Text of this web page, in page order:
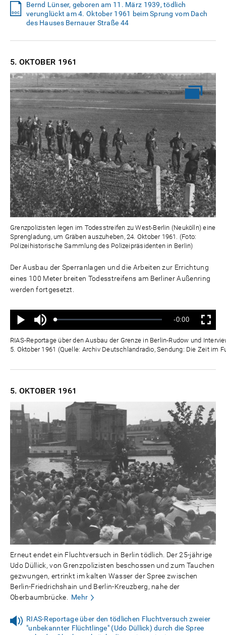
Bernd Lünser, geboren am 11. März 1939, tödlich
verunglückt am 4. Oktober 1961 beim Sprung vom Dach
des Hauses Bernauer Straße 44
5. OKTOBER 1961
Grenzpolizisten legen im Todesstreifen zu West-Berlin (Neukölln) eine
Sprengladung, um Gräben auszuheben, 24. Oktober 1961. (Foto:
Polizeihistorische Sammlung des Polizeipräsidenten in Berlin)
Der Ausbau der Sperranlagen und die Arbeiten zur Errichtung
eines 100 Meter breiten Todesstreifens am Berliner Außenring
werden fortgesetzt.
Wiedergabe
Ton
aus
Geladen:
Status:
Verbleibende
Zeit
-0:00 Vollbild
RIAS-Reportage über den Ausbau der Grenze in Berlin-Rudow und
5. Oktober 1961 (Quelle: Archiv Deutschlandradio, Sendung: Die Zeit im
5. OKTOBER 1961
Erneut endet ein Fluchtversuch in Berlin tödlich. Der 25-jährige
Udo Düllick, von Grenzpolizisten beschossen und zum Tauchen
gezwungen, ertrinkt im kalten Wasser der Spree zwischen
Berlin-Friedrichshain und Berlin-Kreuzberg, nahe der
Oberbaumbrücke. Mehr
RIAS-Reportage über den tödlichen Fluchtversuch zweier
"unbekannter Flüchtlinge" (Udo Düllick) durch die Spree